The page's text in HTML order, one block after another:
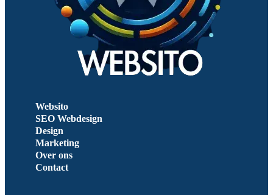
Websito
SEO Webdesign
Design
Marketing
Over ons
Contact